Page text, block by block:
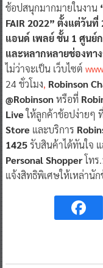
ช้อปสนุกมากมายในงาน
FAIR 2022” ตั้งแต่วันที่
แอนด์ เพลย์ ชั้น 1 ศูนย์
และหลากหลายช่องทา
ไม่ว่าจะเป็น เว็บไซต์
24 ชั่วโมง, Robinson
@Robinsonหรือที่
Liveให้ลูกค้าช้อปง่ายๆ
Store และบริการ
1425รับสินค้าได้ทันใจ
Personal Shopperโทร.
แจ้งสิทธิพิเศษให้เหล่านั